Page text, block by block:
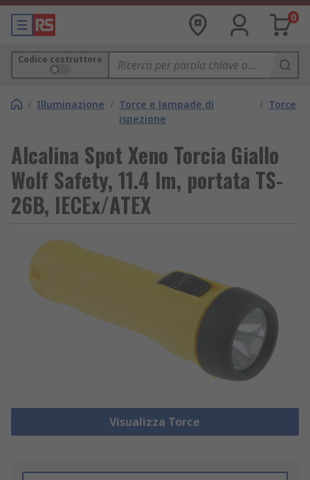
0
Codice costruttore
/ Illuminazione / Torce e lampade di
ispezione
/ Torce
Alcalina Spot Xeno Torcia Giallo
Wolf Safety, 11.4 lm, portata TS-
26B, IECEx/ATEX
Visualizza Torce